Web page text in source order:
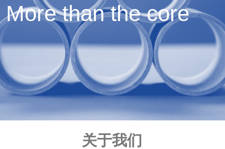
More than the core
关于我们